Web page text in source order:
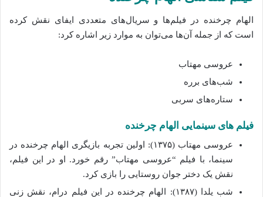
الهام چرخنده در فیلم‌ها و سریال‌های متعددی ایفای نقش کرده
است که از جمله آن‌ها می‌توان به موارد زیر اشاره کرد:
عروسی مهتاب
شب‌های برره
ستاره‌های سربی
فیلم‌ های سینمایی الهام چرخنده
عروسی مهتاب (۱۳۷۵): اولین تجربه بازیگری الهام چرخنده در
سینما، با فیلم “عروسی مهتاب” رقم خورد. او در این فیلم،
نقش یک دختر جوان روستایی را بازی کرد.
شب یلدا (۱۳۸۷): الهام چرخنده در این فیلم درام، نقش زنی